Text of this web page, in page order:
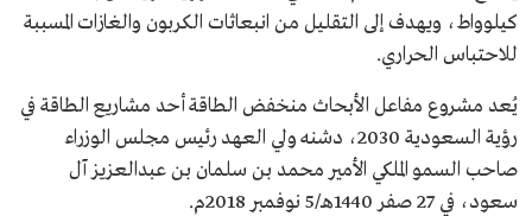
كيلوواط، ويهدف إلى التقليل من انبعاثات الكربون والغازات المسببة
للاحتباس الحراري.
يُعد مشروع مفاعل الأبحاث منخفض الطاقة أحد مشاريع الطاقة في
رؤية السعودية 2030، دشنه ولي العهد رئيس مجلس الوزراء
صاحب السمو الملكي الأمير محمد بن سلمان بن عبدالعزيز آل
سعود، في 27 صفر 1440هـ/5 نوفمبر 2018م.